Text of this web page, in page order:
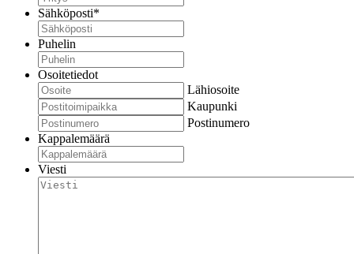
Sähköposti*
Puhelin
Osoitetiedot
Lähiosoite
Kaupunki
Postinumero
Kappalemäärä
Viesti